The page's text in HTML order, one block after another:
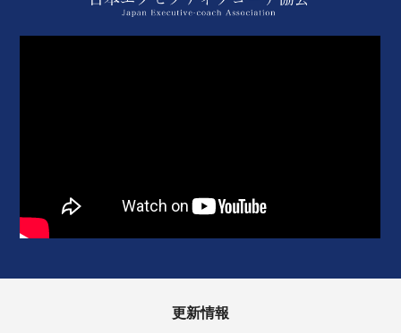
更新情報